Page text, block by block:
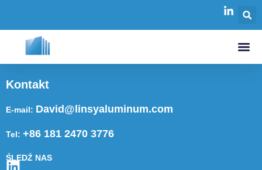
Kontakt
E-mail: David@linsyaluminum.com
Tel: +86 181 2470 3776
ŚLEDŹ NAS